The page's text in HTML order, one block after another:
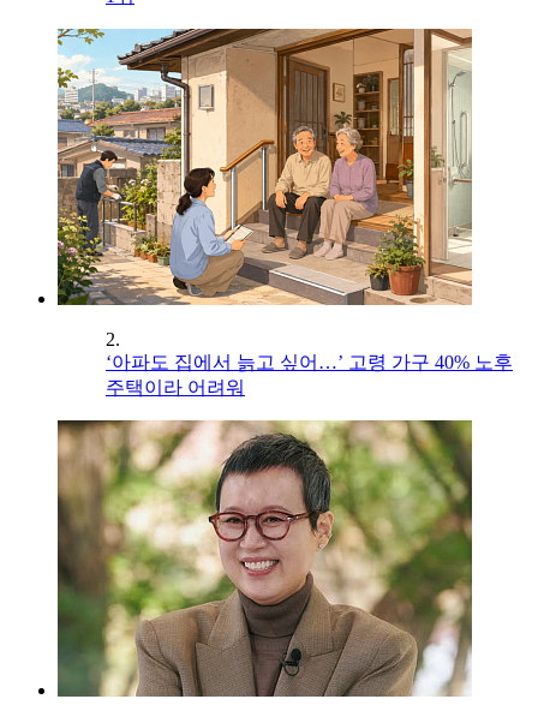
2.
‘아파도 집에서 늙고 싶어…’ 고령 가구 40% 노후
주택이라 어려워